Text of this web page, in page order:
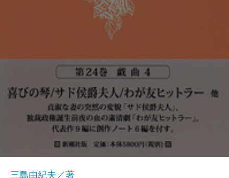
三島由紀夫／著